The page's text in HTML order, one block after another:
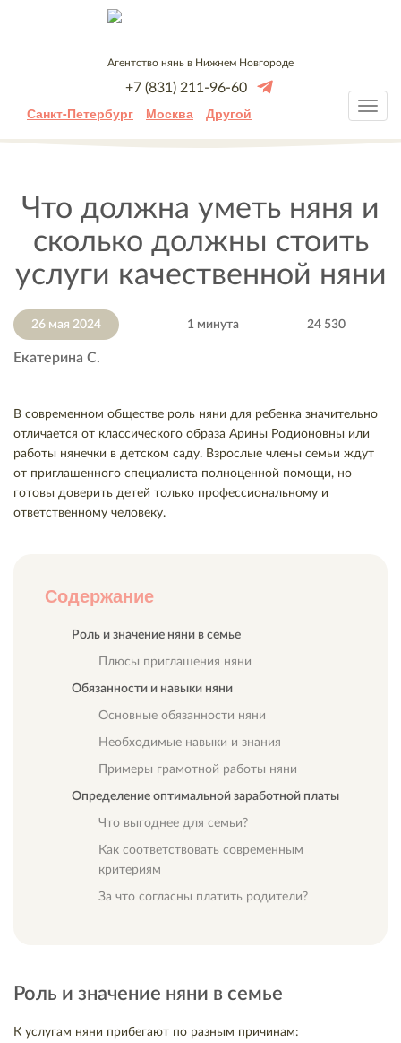
Агентство нянь в Нижнем Новгороде
+7 (831) 211-96-60
Санкт-Петербург Москва Другой
Что должна уметь няня и
сколько должны стоить
услуги качественной няни
26 мая 2024 1 минута 24 530
Екатерина С.
В современном обществе роль няни для ребенка значительно
отличается от классического образа Арины Родионовны или
работы нянечки в детском саду. Взрослые члены семьи ждут
от приглашенного специалиста полноценной помощи, но
готовы доверить детей только профессиональному и
ответственному человеку.
Содержание
Роль и значение няни в семье
Плюсы приглашения няни
Обязанности и навыки няни
Основные обязанности няни
Необходимые навыки и знания
Примеры грамотной работы няни
Определение оптимальной заработной платы
Что выгоднее для семьи?
Как соответствовать современным
критериям
За что согласны платить родители?
Роль и значение няни в семье
К услугам няни прибегают по разным причинам: